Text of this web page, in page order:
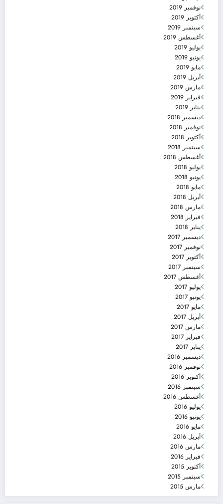
نوفمبر 2019
أكتوبر 2019
سبتمبر 2019
أغسطس 2019
يوليو 2019
يونيو 2019
مايو 2019
أبريل 2019
مارس 2019
فبراير 2019
يناير 2019
ديسمبر 2018
نوفمبر 2018
أكتوبر 2018
سبتمبر 2018
أغسطس 2018
يوليو 2018
يونيو 2018
مايو 2018
أبريل 2018
مارس 2018
فبراير 2018
يناير 2018
ديسمبر 2017
نوفمبر 2017
أكتوبر 2017
سبتمبر 2017
أغسطس 2017
يوليو 2017
يونيو 2017
مايو 2017
أبريل 2017
مارس 2017
فبراير 2017
يناير 2017
ديسمبر 2016
نوفمبر 2016
أكتوبر 2016
سبتمبر 2016
أغسطس 2016
يوليو 2016
يونيو 2016
مايو 2016
أبريل 2016
مارس 2016
فبراير 2016
أكتوبر 2015
سبتمبر 2015
مارس 2015